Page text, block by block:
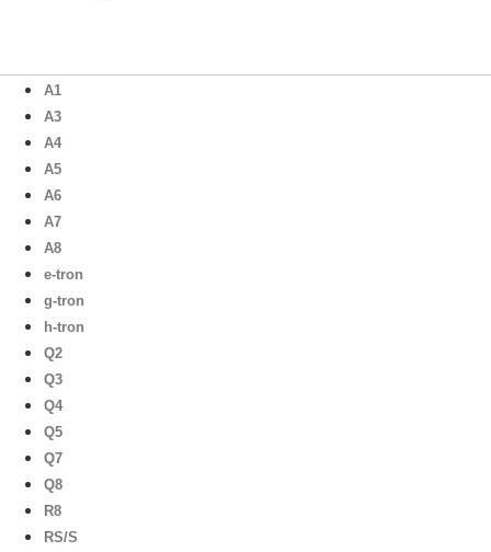
A1
A3
A4
A5
A6
A7
A8
e-tron
g-tron
h-tron
Q2
Q3
Q4
Q5
Q7
Q8
R8
RS/S